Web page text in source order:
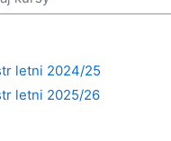
letni 2024/25
letni 2025/26